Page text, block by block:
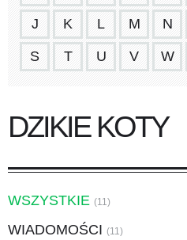
J K L M N
S T U V W
DZIKIE KOTY
WSZYSTKIE (11)
WIADOMOŚCI (11)